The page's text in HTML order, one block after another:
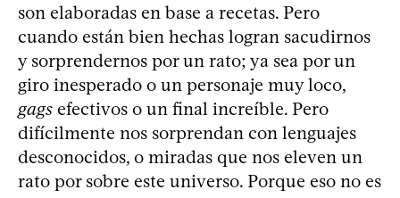
son elaboradas en base a recetas. Pero
cuando están bien hechas logran sacudirnos
y sorprendernos por un rato; ya sea por un
giro inesperado o un personaje muy loco,
gags efectivos o un final increíble. Pero
difícilmente nos sorprendan con lenguajes
desconocidos, o miradas que nos eleven un
rato por sobre este universo. Porque eso no es